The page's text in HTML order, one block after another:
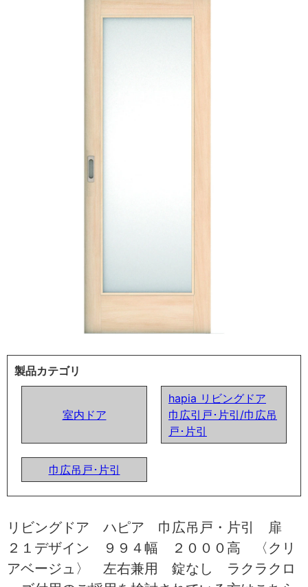
製品カテゴリ
室内ドア
hapia リビングドア
巾広引戸･片引/巾広吊
戸･片引
巾広吊戸･片引
リビングドア ハピア 巾広吊戸・片引 扉
２１デザイン ９９４幅 ２０００高 〈クリ
アベージュ〉 左右兼用 錠なし ラクラクロ